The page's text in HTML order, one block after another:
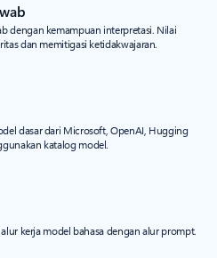
dengan kemampuan interpretasi. Nilai
dan memitigasi ketidakwajaran.
dasar dari Microsoft, OpenAI, Hugging
katalog model.
kerja model bahasa dengan alur prompt.